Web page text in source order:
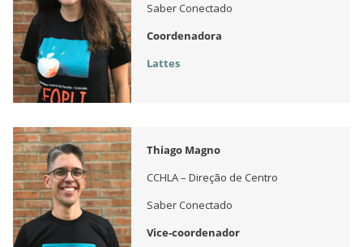
Saber Conectado
Coordenadora
Lattes
Thiago Magno
CCHLA – Direção de Centro
Saber Conectado
Vice-coordenador